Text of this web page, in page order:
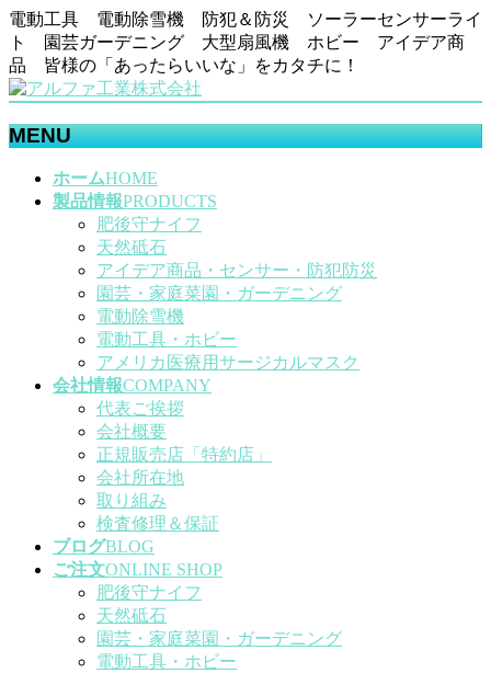
電動工具 電動除雪機 防犯＆防災 ソーラーセンサーライ
ト 園芸ガーデニング 大型扇風機 ホビー アイデア商
品 皆様の「あったらいいな」をカタチに！
MENU
ホームHOME
製品情報PRODUCTS
肥後守ナイフ
天然砥石
アイデア商品・センサー・防犯防災
園芸・家庭菜園・ガーデニング
電動除雪機
電動工具・ホビー
アメリカ医療用サージカルマスク
会社情報COMPANY
代表ご挨拶
会社概要
正規販売店「特約店」
会社所在地
取り組み
検査修理＆保証
ブログBLOG
ご注文ONLINE SHOP
肥後守ナイフ
天然砥石
園芸・家庭菜園・ガーデニング
電動工具・ホビー